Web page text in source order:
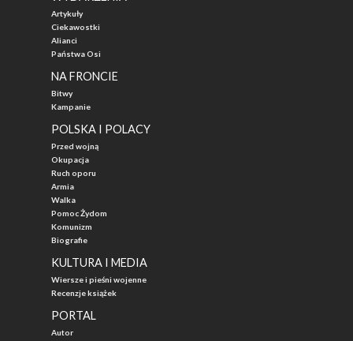
Artykuły
Ciekawostki
Alianci
Państwa Osi
NA FRONCIE
Bitwy
Kampanie
POLSKA I POLACY
Przed wojną
Okupacja
Ruch oporu
Armia
Walka
Pomoc Żydom
Komunizm
Biografie
KULTURA I MEDIA
Wiersze i pieśni wojenne
Recenzje książek
PORTAL
Autor